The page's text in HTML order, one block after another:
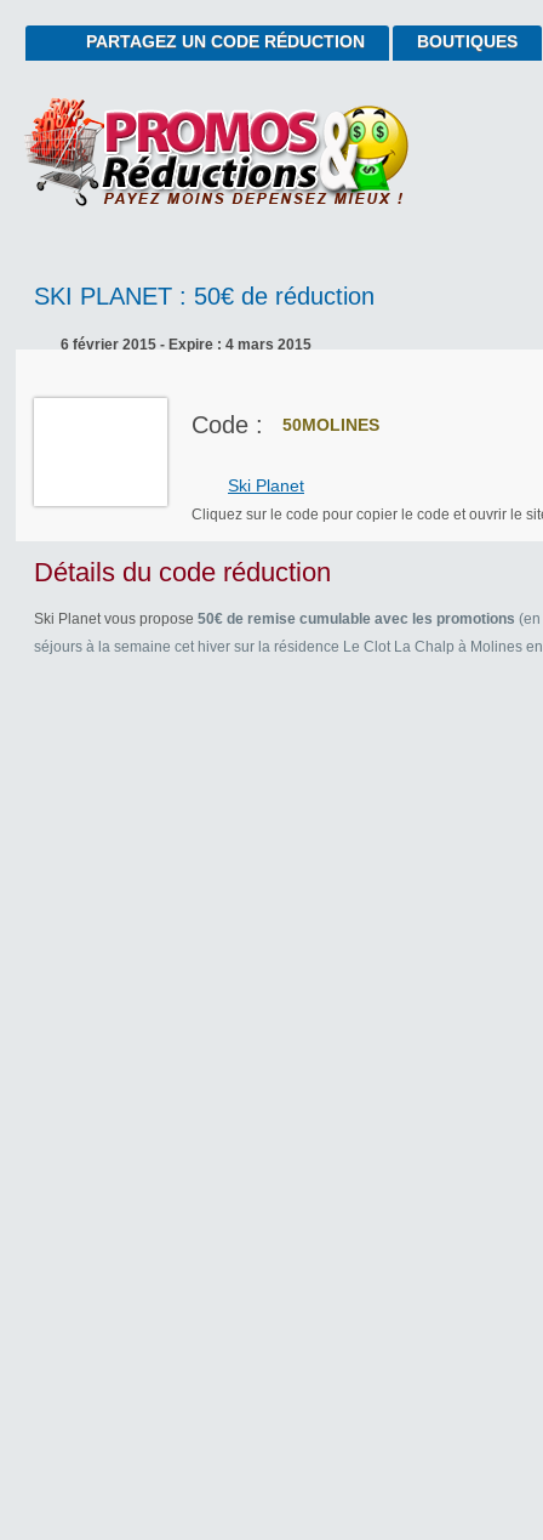
PARTAGEZ UN CODE RÉDUCTION BOUTIQUES
SKI PLANET : 50€ de réduction
6 février 2015 - Expire : 4 mars 2015
Code : 50MOLINES
Ski Planet
Cliquez sur le code pour copier le code et ouvrir le
Détails du code réduction
Ski Planet vous propose 50€ de remise cumulable avec les promotions (en
séjours à la semaine cet hiver sur la résidence Le Clot La Chalp à Molines